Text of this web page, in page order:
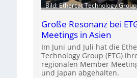
Bild: Ethercat Technology Group
Große Resonanz bei
Meetings in Asien
Im Juni und Juli hat die
Technology Group (ETG)
regionalen Member
und Japan abgehalten.